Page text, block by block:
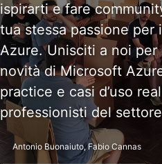
ispirarti e fare
tua stessa passione
Azure. Unisciti a noi
novità di Microsoft
practice e casi d’uso
professionisti del
Antonio Buonaiuto, Fabio Cannas